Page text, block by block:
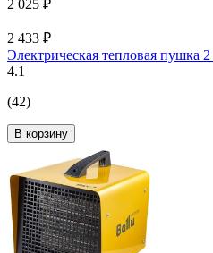
2 025 ₽
2 433 ₽
Электрическая тепловая пушка
4.1
(42)
В корзину